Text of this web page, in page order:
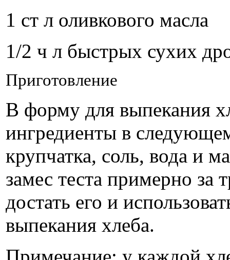
1 ст л оливкового масла
1/2 ч л быстрых сухих
Приготовление
В форму для выпекания
ингредиенты в
крупчатка, соль, вода и
замес теста примерно за
достать его и
выпекания хлеба.